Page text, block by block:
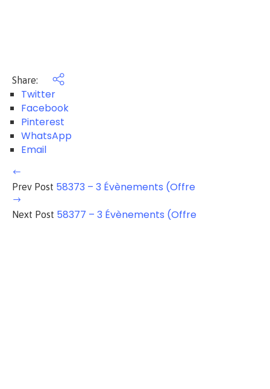
Share:
Twitter
Facebook
Pinterest
WhatsApp
Email
Prev Post 58373 – 3 Évènements (Offre
Next Post 58377 – 3 Évènements (Offre